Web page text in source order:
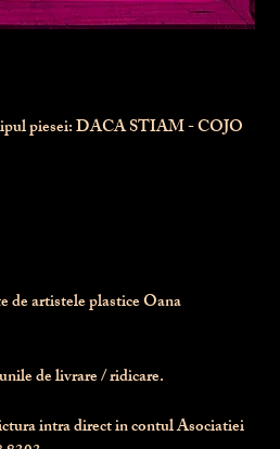
piesei: DACA STIAM - COJO
de artistele plastice Oana
de livrare / ridicare.
intra direct in contul Asociatiei